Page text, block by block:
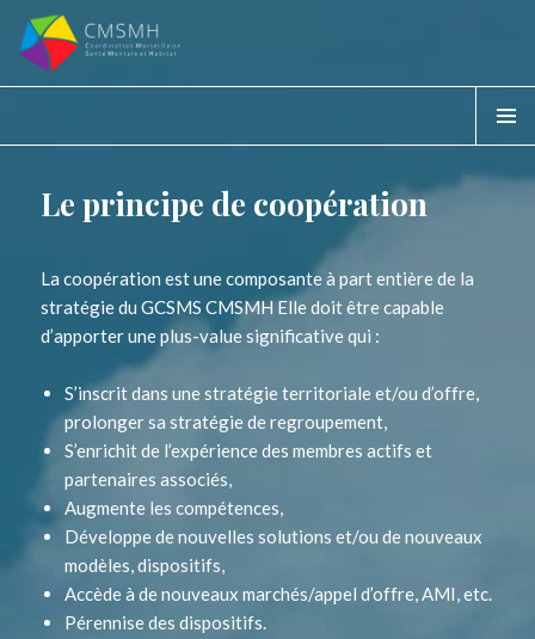
MENU &
Le principe de coopération
La coopération est une composante à part entière de la
stratégie du GCSMS CMSMH Elle doit être capable
d’apporter une plus-value significative qui :
S’inscrit dans une stratégie territoriale et/ou d’offre,
prolonger sa stratégie de regroupement,
S’enrichit de l’expérience des membres actifs et
partenaires associés,
Augmente les compétences,
Développe de nouvelles solutions et/ou de nouveaux
modèles, dispositifs,
Accède à de nouveaux marchés/appel d’offre, AMI, etc.
Pérennise des dispositifs.